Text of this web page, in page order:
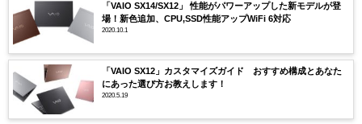
「VAIO SX14/SX12」 性能がパワーアップした新モデルが登
場！新色追加、CPU,SSD性能アップWiFi 6対応
2020.10.1
「VAIO SX12」カスタマイズガイド おすすめ構成とあなた
にあった選び方お教えします！
2020.5.19